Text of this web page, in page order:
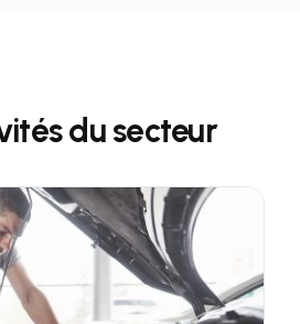
du secteur